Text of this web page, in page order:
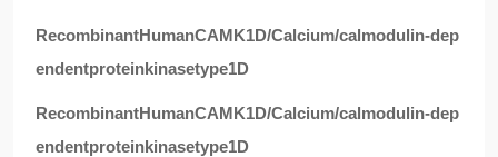
RecombinantHumanCAMK1D/Calcium/calmodulin-dep
endentproteinkinasetype1D
RecombinantHumanCAMK1D/Calcium/calmodulin-dep
endentproteinkinasetype1D